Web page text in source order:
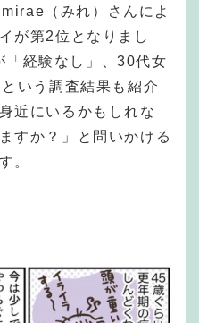
（みれ）さんによ
が第2位となりまし
経験なし」、30代女
いう調査結果も紹介
近にいるかもしれな
すか？」と問いかける
。